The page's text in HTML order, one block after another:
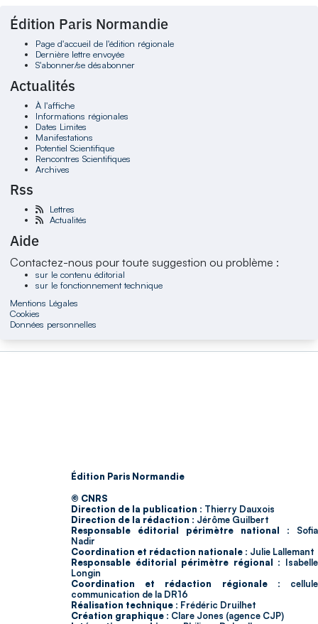
Édition Paris Normandie
Page d'accueil de l'édition régionale
Dernière lettre envoyée
S'abonner/se désabonner
Actualités
À l'affiche
Informations régionales
Dates Limites
Manifestations
Potentiel Scientifique
Rencontres Scientifiques
Archives
Rss
Lettres
Actualités
Aide
Contactez-nous pour toute suggestion ou problème :
sur le contenu éditorial
sur le fonctionnement technique
Mentions Légales
Cookies
Données personnelles
Édition Paris Normandie
© CNRS
Direction de la publication : Thierry Dauxois
Direction de la rédaction : Jérôme Guilbert
Responsable éditorial périmètre national : Sofia
Nadir
Coordination et rédaction nationale : Julie Lallemant
Responsable éditorial périmètre régional : Isabelle
Longin
Coordination et rédaction régionale : cellule
communication de la DR16
Réalisation technique : Frédéric Druilhet
Création graphique : Clare Jones (agence CJP)